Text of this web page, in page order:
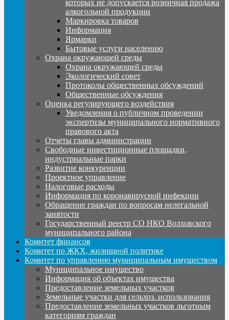
которых не допускается розничная продажа
алкогольной продукции
Маркировка товаров
Информация
Ярмарки
Бытовые услуги населению
Охрана окружающей среды
Охрана окружающей среды
Экологический совет
Протоколы общественных обсуждений
Общественные обсуждения
Оценка регулирующего воздействия
Уведомления о публичном проведении
экспертизы муниципального нормативного
правового акта
Отчеты главы администрации
Свободные инвестиционные площадки,
индустриальные парки
Развитие конкуренции
Проектное управление
Налоговые расходы
Информация по коронавирусной инфекции
Обращение граждан по вопросам нелегальной
занятости
Государственный реестр СО НКО Волховского
муниципального района
Комитет финансов
Комитет по ЖКХ, жилищной политике
Комитет по управлению муниципальным имуществом
Муниципальное имущество
Информация об объектах имущества
Предоставление земельных участков
Земельные участки для сельхоз. использования
Предоставление земельных участков льготным
категориям граждан